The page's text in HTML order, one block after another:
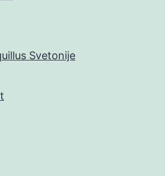
Svetonije